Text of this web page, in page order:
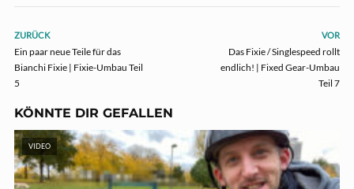
ZURÜCK
Ein paar neue Teile für das
Bianchi Fixie | Fixie-Umbau Teil
5
VOR
Das Fixie / Singlespeed rollt
endlich! | Fixed Gear-Umbau
Teil 7
KÖNNTE DIR GEFALLEN
VIDEO